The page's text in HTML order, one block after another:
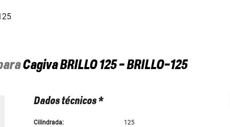
CagivaBRILLO 125 - BRILLO-125
Dados técnicos *
Cilindrada: 125